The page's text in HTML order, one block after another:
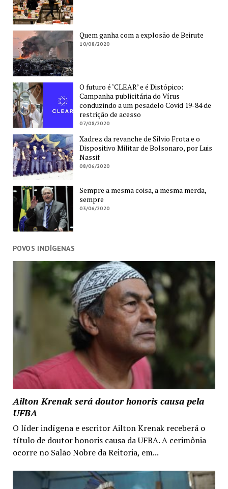
Quem ganha com a explosão de Beirute
10/08/2020
O futuro é ‘CLEAR’ e é Distópico:
Campanha publicitária do Vírus
conduzindo a um pesadelo Covid 19-84 de
restrição de acesso
07/08/2020
Xadrez da revanche de Silvio Frota e o
Dispositivo Militar de Bolsonaro, por Luis
Nassif
08/06/2020
Sempre a mesma coisa, a mesma merda,
sempre
03/06/2020
POVOS INDÍGENAS
Ailton Krenak será doutor honoris causa pela
UFBA
O líder indígena e escritor Ailton Krenak receberá o
título de doutor honoris causa da UFBA. A cerimônia
ocorre no Salão Nobre da Reitoria, em...